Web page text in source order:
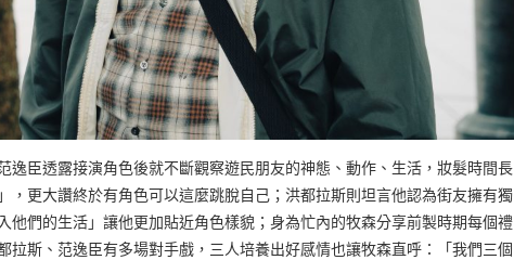
逸臣透露接演角色後就不斷觀察遊民朋友的神態、動作、生活，妝髮時間長
，更大讚終於有角色可以這麼跳脫自己；洪都拉斯則坦言他認為街友擁有獨
他們的生活」讓他更加貼近角色樣貌；身為忙內的牧森分享前製時期每個禮
拉斯、范逸臣有多場對手戲，三人培養出好感情也讓牧森直呼：「我們三個